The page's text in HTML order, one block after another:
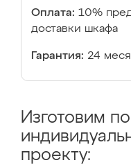
Оплата: 10%
доставки шкафа
Гарантия: 24
Изготовим по
проекту: